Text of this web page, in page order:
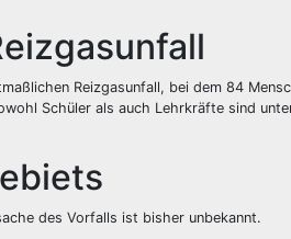
Reizgasunfall, bei dem 84
Schüler als auch Lehrkräfte sind
des Vorfalls ist bisher unbekannt.